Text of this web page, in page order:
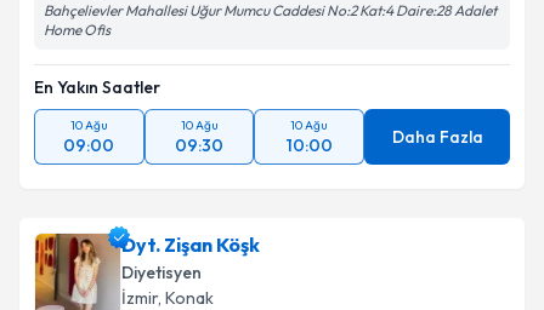
Bahçelievler Mahallesi Uğur Mumcu Caddesi No:2 Kat:4 Daire:28 Adalet
Home Ofis
En Yakın Saatler
10 Ağu
09:00
10 Ağu
09:30
10 Ağu
10:00 Daha Fazla
Dyt. Zişan Köşk
Diyetisyen
İzmir, Konak